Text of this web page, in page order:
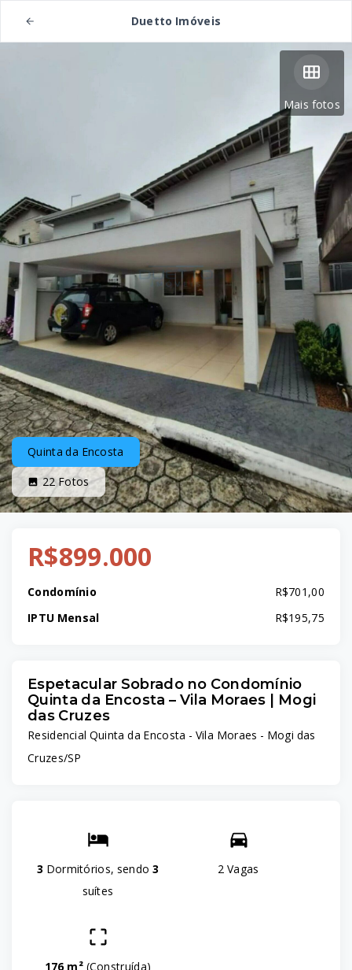
Duetto Imóveis
Mais fotos
Quinta da Encosta
22Fotos
R$899.000
Condomínio
R$701,00
IPTU Mensal
R$195,75
Espetacular Sobrado no Condomínio
Quinta da Encosta – Vila Moraes | Mogi
das Cruzes
Residencial Quinta da Encosta - Vila Moraes - Mogi das
Cruzes/SP
3 Dormitórios, sendo 3
suítes
2 Vagas
176 m² (Construída)